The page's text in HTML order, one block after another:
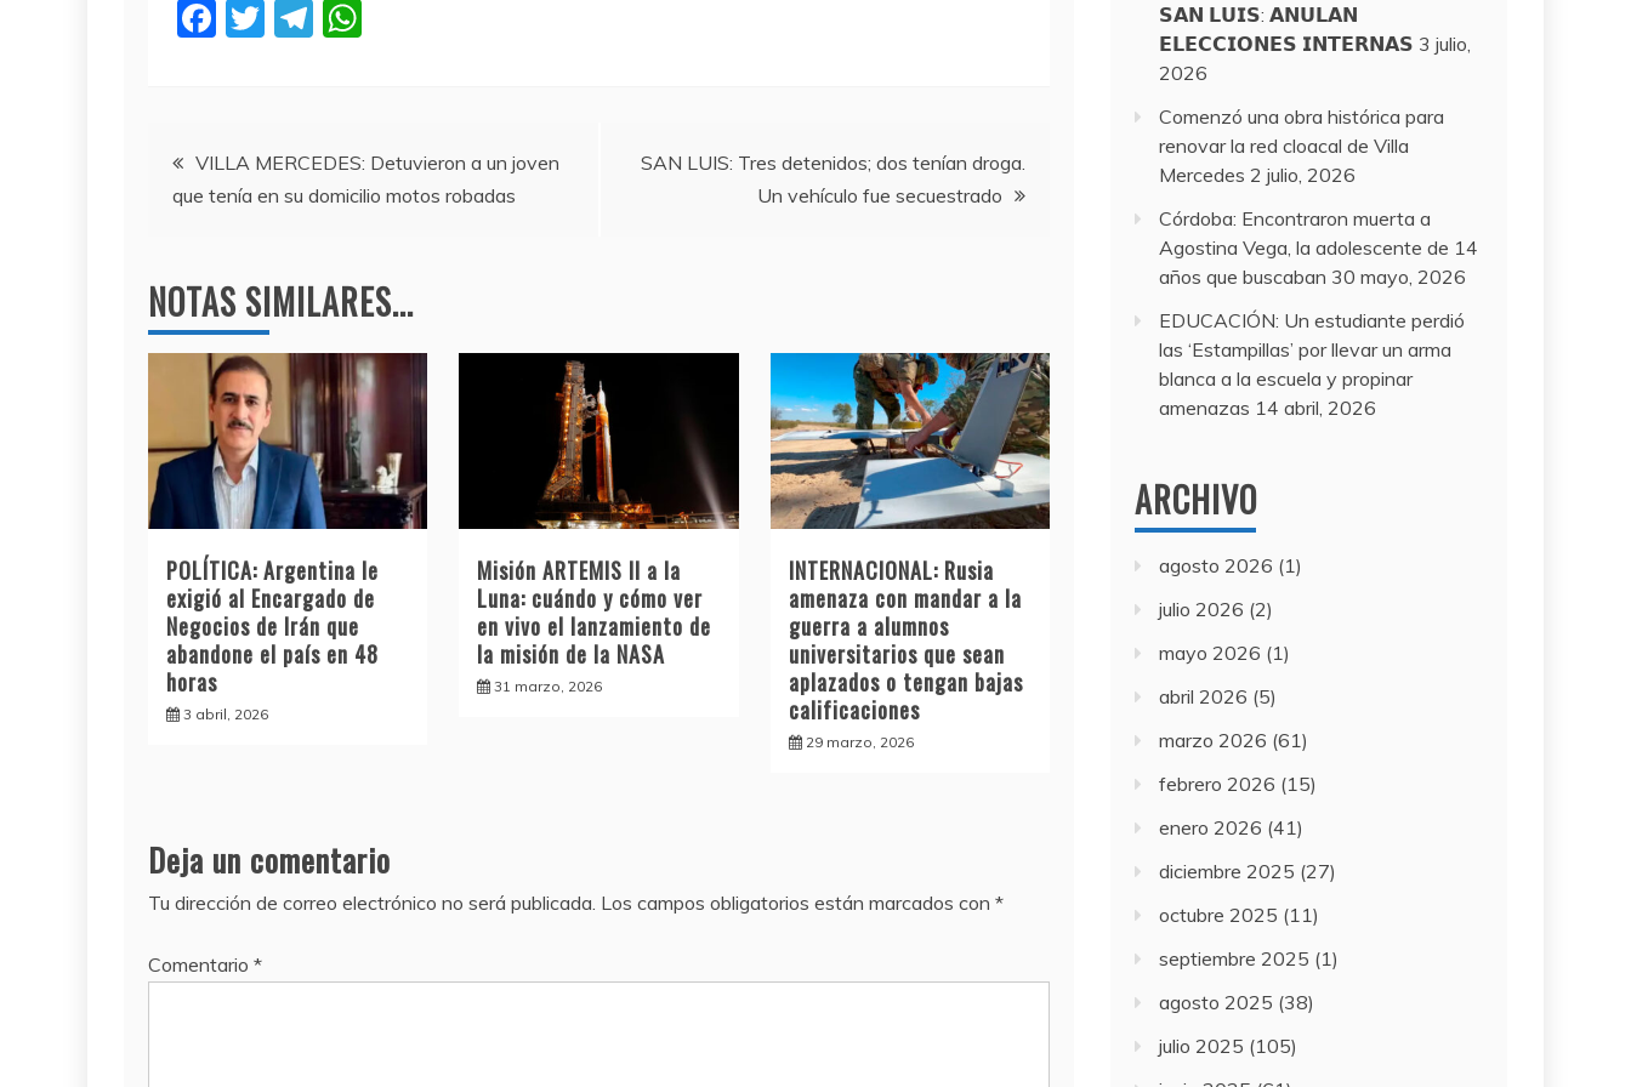
F
b
o
k
T
T
a
m
A
p
Navegación
de
entradas
VILLA MERCEDES: Detuvieron a un joven
que tenía en su domicilio motos robadas
SAN LUIS: Tres detenidos; dos tenían droga.
Un vehículo fue secuestrado
NOTAS SIMILARES...
POLÍTICA: Argentina le
exigió al Encargado de
Negocios de Irán que
abandone el país en 48
horas
3 abril, 2026
Misión ARTEMIS II a la
Luna: cuándo y cómo ver
en vivo el lanzamiento de
la misión de la NASA
31 marzo, 2026
INTERNACIONAL: Rusia
amenaza con mandar a la
guerra a alumnos
universitarios que sean
aplazados o tengan bajas
calificaciones
29 marzo, 2026
Deja un comentario
Tu dirección de correo electrónico no será publicada. Los campos obligatorios están marcados con *
Comentario *
𝗦𝗔𝗡 𝗟𝗨𝗜𝗦: 𝗔𝗡𝗨𝗟𝗔𝗡
𝗘𝗟𝗘𝗖𝗖𝗜𝗢𝗡𝗘𝗦 𝗜𝗡𝗧𝗘𝗥𝗡𝗔𝗦 3 julio,
2026
Comenzó una obra histórica para
renovar la red cloacal de Villa
Mercedes 2 julio, 2026
Córdoba: Encontraron muerta a
Agostina Vega, la adolescente de 14
años que buscaban 30 mayo, 2026
EDUCACIÓN: Un estudiante perdió
las ‘Estampillas’ por llevar un arma
blanca a la escuela y propinar
amenazas 14 abril, 2026
ARCHIVO
agosto 2026 (1)
julio 2026 (2)
mayo 2026 (1)
abril 2026 (5)
marzo 2026 (61)
febrero 2026 (15)
enero 2026 (41)
diciembre 2025 (27)
octubre 2025 (11)
septiembre 2025 (1)
agosto 2025 (38)
julio 2025 (105)